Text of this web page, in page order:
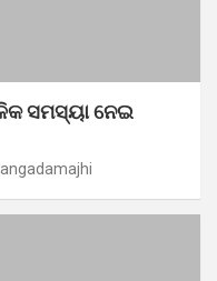
ସମସ୍ୟା ନେଇ